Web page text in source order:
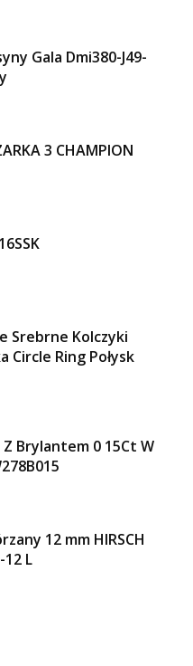
Gala Dmi380-J49-
3 CHAMPION
Srebrne Kolczyki
Circle Ring Połysk
Brylantem 0 15Ct W
12 mm HIRSCH
12 L